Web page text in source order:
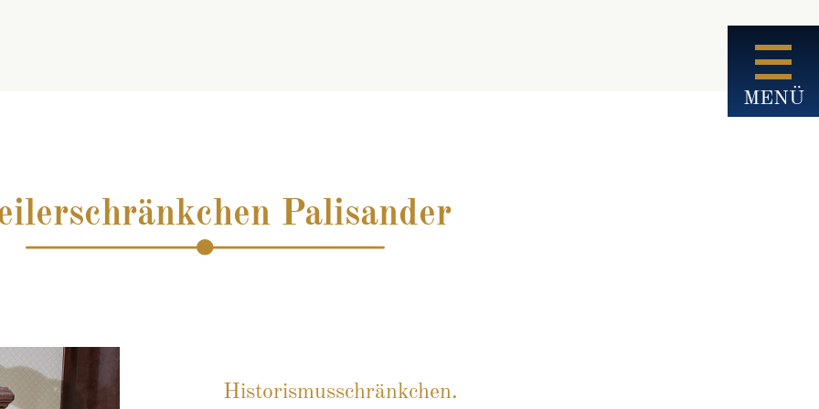
MENÜ
Palisander
Historismusschränkchen.